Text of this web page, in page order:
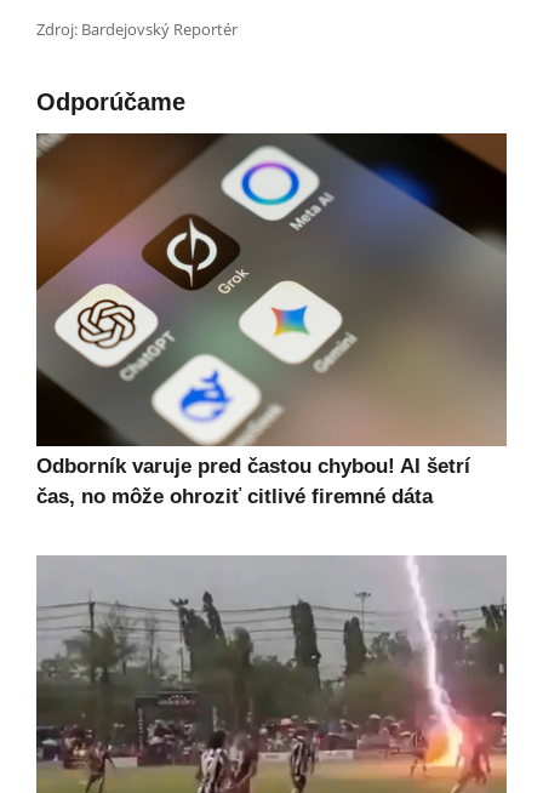
Zdroj: Bardejovský Reportér
Odporúčame
Odborník varuje pred častou chybou! AI šetrí
čas, no môže ohroziť citlivé firemné dáta